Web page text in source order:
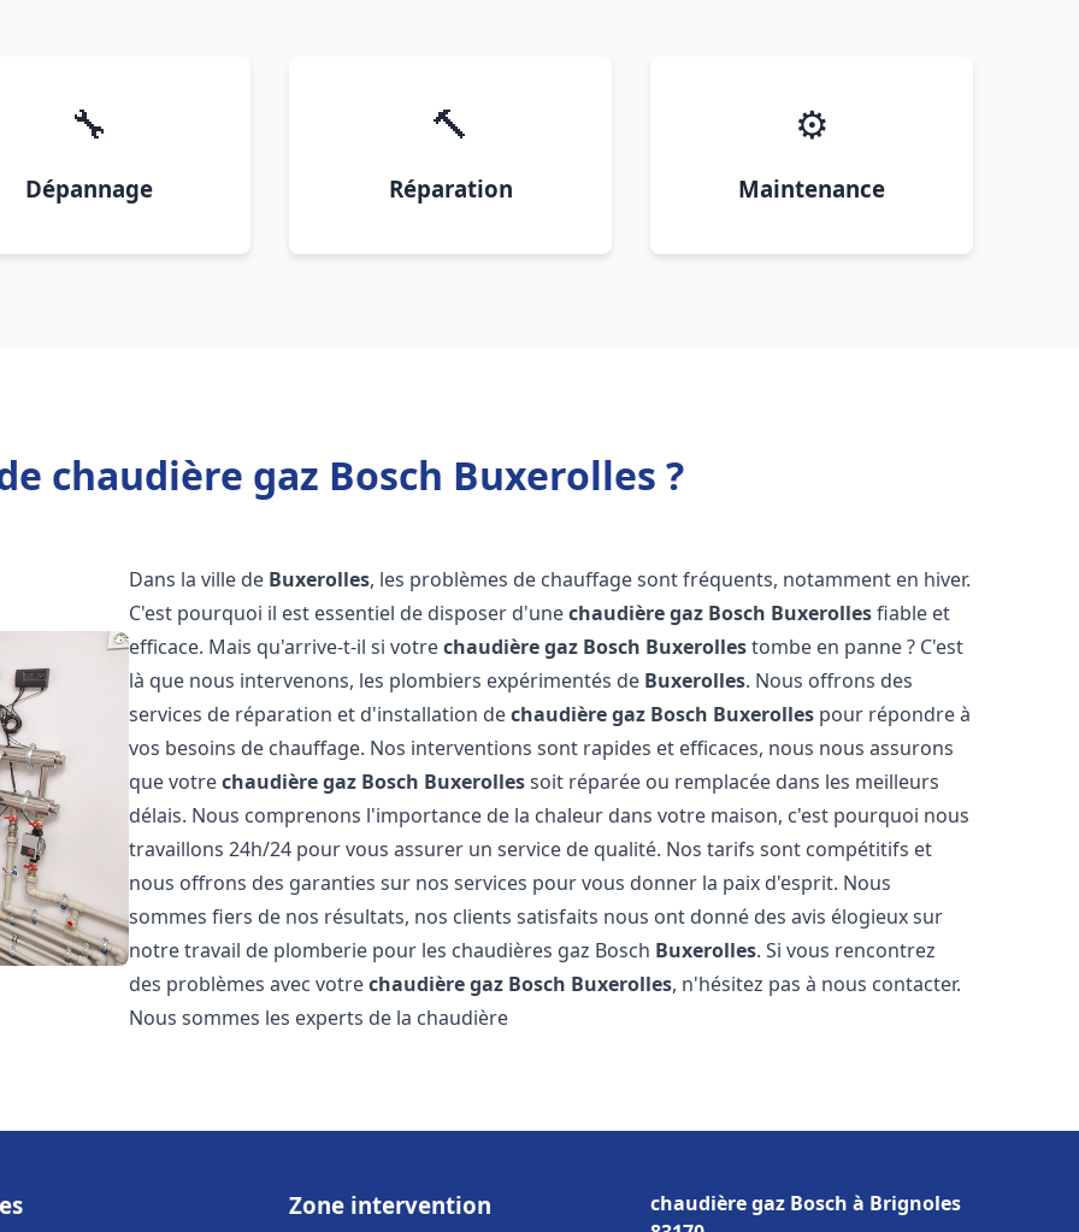
🔧
Dépannage
🔨
Réparation
⚙️
Maintenance
chaudière gaz Bosch Buxerolles ?
Dans la ville de Buxerolles, les problèmes de chauffage sont fréquents, notamment en hiver.
C'est pourquoi il est essentiel de disposer d'unechaudière gaz Bosch Buxerollesfiable et
efficace. Mais qu'arrive-t-il si votrechaudière gaz Bosch Buxerollestombe en panne ? C'est
là que nous intervenons, les plombiers expérimentés de Buxerolles. Nous offrons des
services de réparation et d'installation dechaudière gaz Bosch Buxerolles pour répondre à
vos besoins de chauffage. Nos interventions sont rapides et efficaces, nous nous assurons
que votrechaudière gaz Bosch Buxerollessoit réparée ou remplacée dans les meilleurs
délais. Nous comprenons l'importance de la chaleur dans votre maison, c'est pourquoi nous
travaillons 24h/24 pour vous assurer un service de qualité. Nos tarifs sont compétitifs et
nous offrons des garanties sur nos services pour vous donner la paix d'esprit. Nous
sommes fiers de nos résultats, nos clients satisfaits nous ont donné des avis élogieux sur
notre travail de plomberie pour les chaudières gaz Bosch Buxerolles. Si vous rencontrez
des problèmes avec votrechaudière gaz Bosch Buxerolles, n'hésitez pas à nous contacter.
Nous sommes les experts de la chaudière
Zone intervention
chaudière gaz Bosch à Brignoles